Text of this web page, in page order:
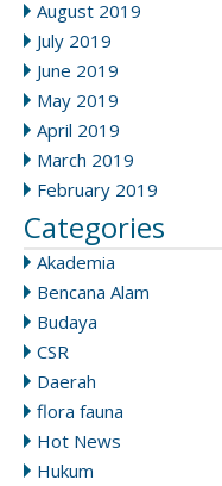
August 2019
July 2019
June 2019
May 2019
April 2019
March 2019
February 2019
Categories
Akademia
Bencana Alam
Budaya
CSR
Daerah
flora fauna
Hot News
Hukum